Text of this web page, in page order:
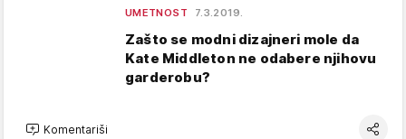
UMETNOST 7.3.2019.
Zašto se modni dizajneri mole da
Kate Middleton ne odabere njihovu
garderobu?
Komentariši